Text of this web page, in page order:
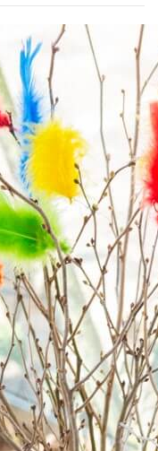
訪れ、「Påsk（ポス